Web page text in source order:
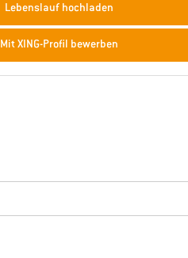
Lebenslauf hochladen
Mit XING-Profil bewerben